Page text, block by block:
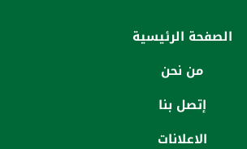
الصفحة الرئيسية
من نحن
إتصل بنا
الاعلانات